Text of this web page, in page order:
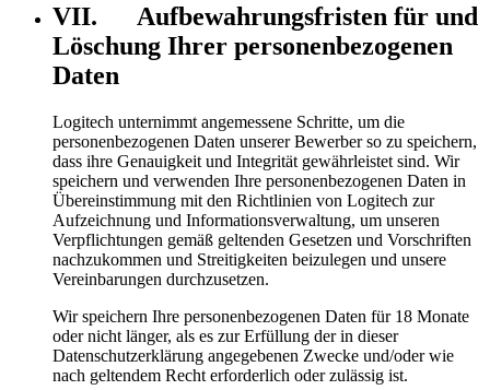
VII. Aufbewahrungsfristen für und
Löschung Ihrer personenbezogenen
Daten
Logitech unternimmt angemessene Schritte, um die
personenbezogenen Daten unserer Bewerber so zu speichern,
dass ihre Genauigkeit und Integrität gewährleistet sind. Wir
speichern und verwenden Ihre personenbezogenen Daten in
Übereinstimmung mit den Richtlinien von Logitech zur
Aufzeichnung und Informationsverwaltung, um unseren
Verpflichtungen gemäß geltenden Gesetzen und Vorschriften
nachzukommen und Streitigkeiten beizulegen und unsere
Vereinbarungen durchzusetzen.
Wir speichern Ihre personenbezogenen Daten für 18 Monate
oder nicht länger, als es zur Erfüllung der in dieser
Datenschutzerklärung angegebenen Zwecke und/oder wie
nach geltendem Recht erforderlich oder zulässig ist.